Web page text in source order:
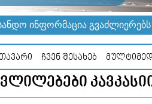
ᲘᲜᲤᲝᲠᲛᲐᲪᲘᲐ ᲒᲕᲐᲫᲚᲘᲔᲠᲔᲑᲡ
ᲩᲕᲔᲜ ᲨᲔᲡᲐᲮᲔᲑ